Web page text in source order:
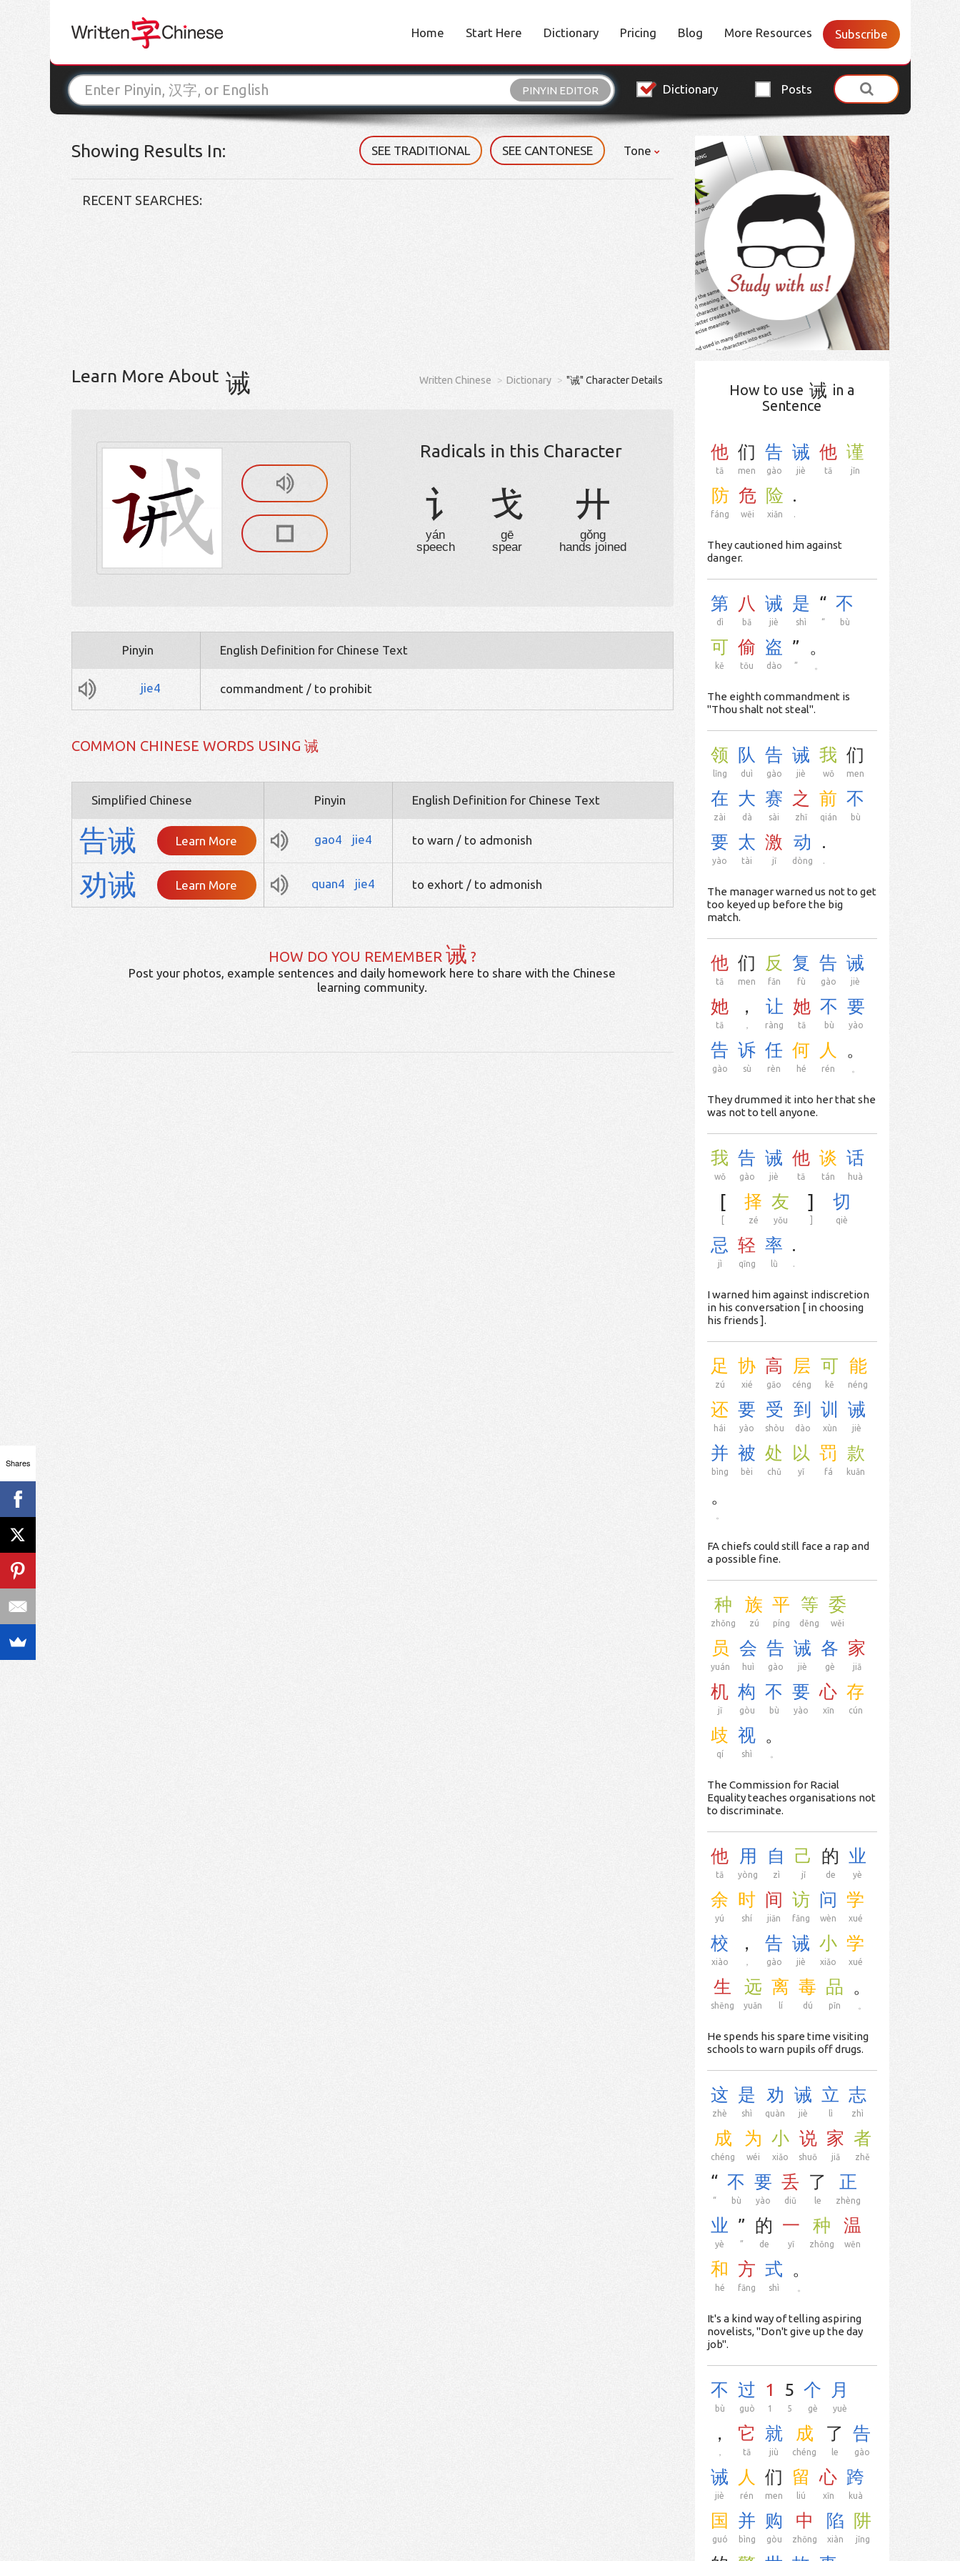
Home Start Here Dictionary Pricing Blog More Resources Subscribe
PINYIN EDITOR Dictionary Posts
Showing Results In: SEE TRADITIONAL SEE CANTONESE Tone
RECENT SEARCHES:
Learn More About 诫 Written Chinese Dictionary "诫" Character Details
Radicals in this Character
讠
yán
speech
戈
gē
spear
廾
gǒng
hands joined
Pinyin English Definition for Chinese Text
jie4 commandment / to prohibit
COMMON CHINESE WORDS USING 诫
Simplified Chinese Pinyin English Definition for Chinese Text
告诫 Learn More gao4 jie4 to warn / to admonish
劝诫 Learn More quan4 jie4 to exhort / to admonish
HOW DO YOU REMEMBER 诫 ?
Post your photos, example sentences and daily homework here to share with the Chinese
learning community.
How to use 诫 in a
Sentence
他
tā
们
men
告
gào
诫
jiè
他
tā
谨
jǐn
防
fáng
危
wēi
险
xiǎn
.
.
They cautioned him against
danger.
第
dì
八
bā
诫
jiè
是
shì
“
“
不
bù
可
kě
偷
tōu
盗
dào
”
”
。
The eighth commandment is
"Thou shalt not steal".
领
lǐng
队
duì
告
gào
诫
jiè
我
wǒ
们
men
在
zài
大
dà
赛
sài
之
zhī
前
qián
不
bù
要
yào
太
tài
激
jī
动
dòng
.
.
The manager warned us not to get
too keyed up before the big
match.
他
tā
们
men
反
fǎn
复
fù
告
gào
诫
jiè
她
tā
，
，
让
ràng
她
tā
不
bù
要
yào
告
gào
诉
sù
任
rèn
何
hé
人
rén
。
They drummed it into her that she
was not to tell anyone.
我
wǒ
告
gào
诫
jiè
他
tā
谈
tán
话
huà
[ 择
zé
友
yǒu
] 切
qiè
忌
jì
轻
qīng
率
lǜ
.
.
I warned him against indiscretion
in his conversation [ in choosing
his friends ].
足
zú
协
xié
高
gāo
层
céng
可
kě
能
néng
还
hái
要
yào
受
shòu
到
dào
训
xùn
诫
jiè
并
bìng
被
bèi
处
chǔ
以
yǐ
罚
fá
款
kuǎn
。
FA chiefs could still face a rap and
a possible fine.
种
zhǒng
族
zú
平
píng
等
děng
委
wěi
员
yuán
会
huì
告
gào
诫
jiè
各
gè
家
jiā
机
jī
构
gòu
不
bù
要
yào
心
xīn
存
cún
歧
qí
视
shì
。
The Commission for Racial
Equality teaches organisations not
to discriminate.
他
tā
用
yòng
自
zì
己
jǐ
的
de
业
yè
余
yú
时
shí
间
jiān
访
fǎng
问
wèn
学
xué
校
xiào
，
，
告
gào
诫
jiè
小
xiǎo
学
xué
生
shēng
远
yuǎn
离
lí
毒
dú
品
pǐn
。
He spends his spare time visiting
schools to warn pupils off drugs.
这
zhè
是
shì
劝
quàn
诫
jiè
立
lì
志
zhì
成
chéng
为
wéi
小
xiǎo
说
shuō
家
jiā
者
zhě
“
“
不
bù
要
yào
丢
diū
了
le
正
zhèng
业
yè
”
”
的
de
一
yī
种
zhǒng
温
wēn
和
hé
方
fāng
式
shì
。
It's a kind way of telling aspiring
novelists, "Don't give up the day
job".
不
bù
过
guò
1
1
5
5
个
gè
月
yuè
，
，
它
tā
就
jiù
成
chéng
了
le
告
gào
诫
jiè
人
rén
们
men
留
liú
心
xīn
跨
kuà
国
guó
并
bìng
购
gòu
中
zhōng
陷
xiàn
阱
jǐng
Shares